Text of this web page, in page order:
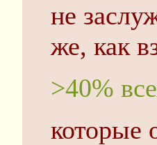
не
же, как
>40%
которые